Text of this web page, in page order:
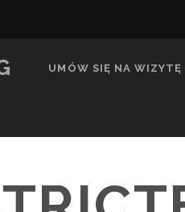
UMÓW SIĘ NA WIZYTĘ